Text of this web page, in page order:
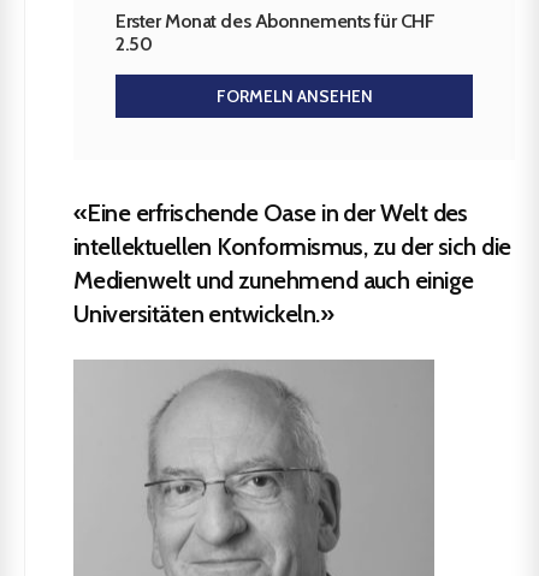
Erster Monat des Abonnements für CHF
2.50
FORMELN ANSEHEN
«Eine erfrischende Oase in der Welt des
intellektuellen Konformismus, zu der sich die
Medienwelt und zunehmend auch einige
Universitäten entwickeln.»